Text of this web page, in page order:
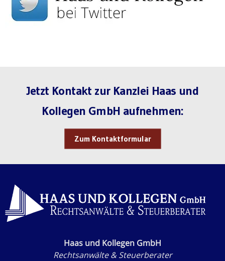
Jetzt Kontakt zur Kanzlei Haas und
Kollegen GmbH aufnehmen:
Zum Kontaktformular
Haas und Kollegen GmbH
Rechtsanwälte & Steuerberater